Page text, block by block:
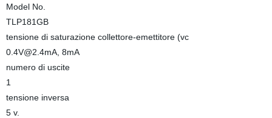
Model No.
TLP181GB
tensione di saturazione collettore-emettitore (vc
0.4V@2.4mA, 8mA
numero di uscite
1
tensione inversa
5 v.